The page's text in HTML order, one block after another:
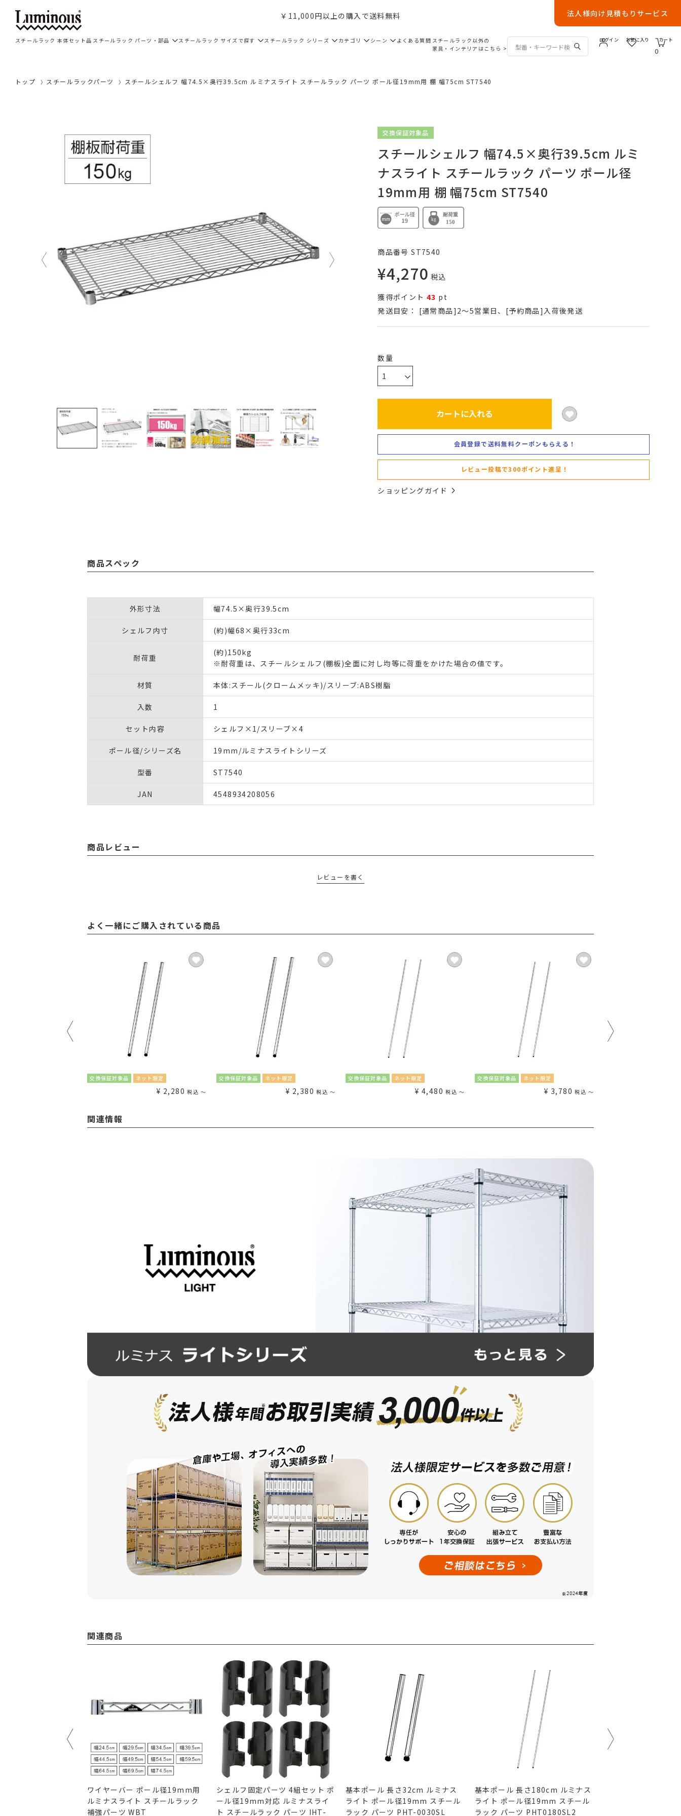
￥11,000円以上の購入で送料無料 法人様向け見積もりサービス
スチールラック 本体セット品 スチールラック パーツ・部品 スチールラック サイズで探す スチールラック シリーズ カテゴリ シーン よくある質問 スチールラック以外の
家具・インテリアはこちら >
ログイン お気に入り
0
カート
トップ スチールラックパーツ スチールシェルフ 幅74.5×奥行39.5cm ルミナスライト スチールラック パーツ ポール径19mm用 棚 幅75cm ST7540
交換保証対象品
スチールシェルフ 幅74.5×奥行39.5cm ルミ
ナスライト スチールラック パーツ ポール径
19mm用 棚 幅75cm ST7540
商品番号 ST7540
¥4,270 税込
獲得ポイント 43 pt
発送目安：
[通常商品]2～5営業日、[予約商品]入荷後発送
カートに入れる
会員登録で送料無料クーポンもらえる！
レビュー投稿で300ポイント進呈！
ショッピングガイド
商品スペック
外形寸法 幅74.5×奥行39.5cm
シェルフ内寸 (約)幅68×奥行33cm
耐荷重
(約)150kg
※耐荷重は、スチールシェルフ(棚板)全面に対し均等に荷重をかけた場合の値です。
材質 本体:スチール(クロームメッキ)/スリーブ:ABS樹脂
入数 1
セット内容 シェルフ×1/スリーブ×4
ポール径/シリーズ名 19mm/ルミナスライトシリーズ
型番 ST7540
JAN 4548934208056
商品レビュー
レビューを書く
よく一緒にご購入されている商品
交換保証対象品 ネット限定
¥ 2,280 税込 〜
交換保証対象品 ネット限定
¥ 2,380 税込 〜
交換保証対象品 ネット限定
¥ 4,480 税込 〜
交換保証対象品 ネット限定
¥ 3,780 税込 〜
関連情報
関連商品
ワイヤーバー ポール径19mm用
ルミナスライト スチールラック
補強パーツ WBT
シェルフ固定パーツ 4組セット ポ
ール径19mm対応 ルミナスライ
ト スチールラック パーツ IHT-
基本ポール 長さ32cm ルミナス
ライト ポール径19mm スチール
ラック パーツ PHT-0030SL
基本ポール 長さ180cm ルミナス
ライト ポール径19mm スチール
ラック パーツ PHT0180SL2